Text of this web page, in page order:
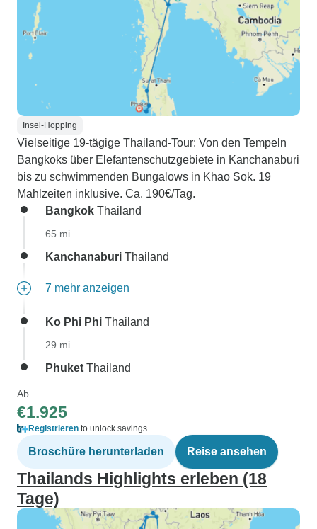
Insel-Hopping
Vielseitige 19-tägige Thailand-Tour: Von den Tempeln
Bangkoks über Elefantenschutzgebiete in Kanchanaburi
bis zu schwimmenden Bungalows in Khao Sok. 19
Mahlzeiten inklusive. Ca. 190€/Tag.
Bangkok Thailand
65 mi
Kanchanaburi Thailand
7 mehr anzeigen
Ko Phi Phi Thailand
29 mi
Phuket Thailand
Ab
€1.925
Registrieren to unlock savings
Broschüre herunterladen Reise ansehen
Thailands Highlights erleben (18
Tage)